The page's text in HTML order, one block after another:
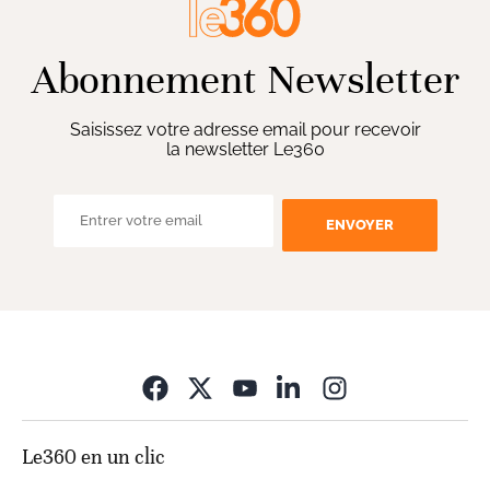
Abonnement Newsletter
Saisissez votre adresse email pour recevoir
la newsletter Le360
ENVOYER
Le360 en un clic